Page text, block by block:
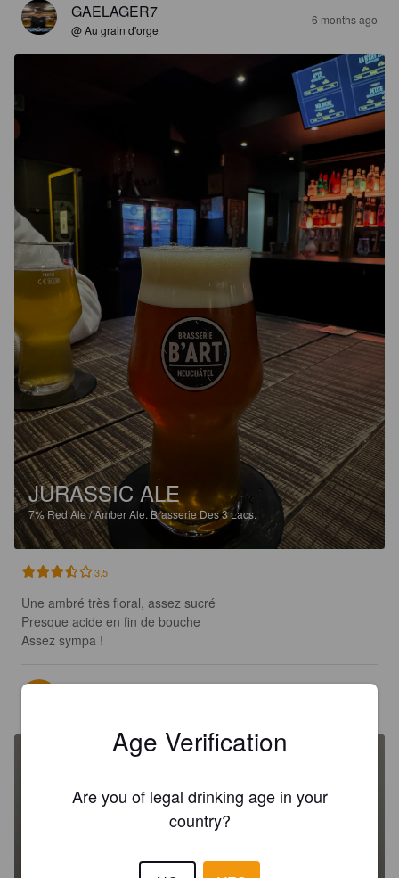
GAELAGER7
@ Au grain d'orge
6 months ago
JURASSIC ALE
7% Red Ale / Amber Ale. Brasserie Des 3 Lacs.
3.5
Une ambré très floral, assez sucré
Presque acide en fin de bouche
Assez sympa !
JURASSIC ALE
Age Verification
Are you of legal drinking age in your
country?